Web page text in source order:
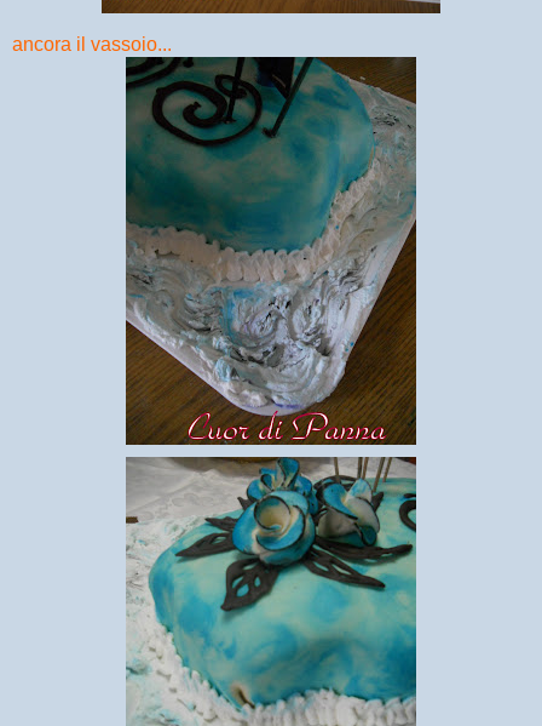
ancora il vassoio...